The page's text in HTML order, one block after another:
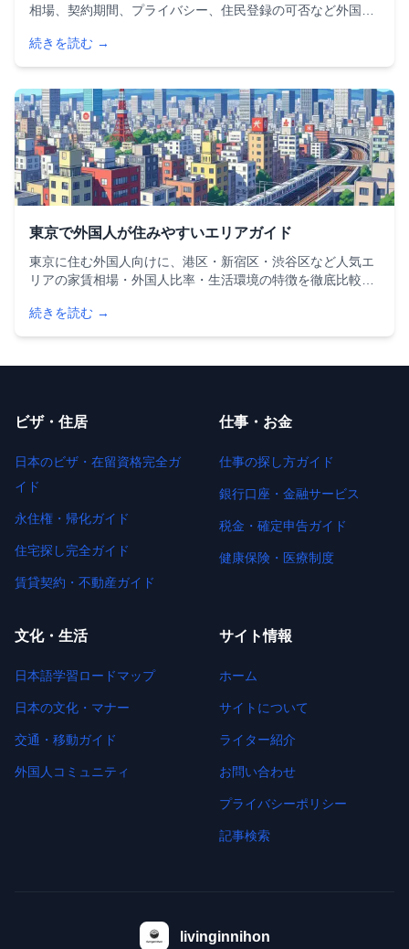
相場、契約期間、プライバシー、住民登録の可否など外国人
最適な住まい選びをサポートする完全ガイドです。
続きを読む →
東京で外国人が住みやすいエリアガイド
東京に住む外国人向けに、港区・新宿区・渋谷区など人気エ
リアの家賃相場・外国人比率・生活環境の特徴を徹底比較。
や、外国人が賃貸物件を探す際の注意点・シェアハウス情報
も詳しく解説します。
続きを読む →
ビザ・住居
日本のビザ・在留資格完全ガ
イド
永住権・帰化ガイド
住宅探し完全ガイド
賃貸契約・不動産ガイド
仕事・お金
仕事の探し方ガイド
銀行口座・金融サービス
税金・確定申告ガイド
健康保険・医療制度
文化・生活
日本語学習ロードマップ
日本の文化・マナー
交通・移動ガイド
外国人コミュニティ
サイト情報
ホーム
サイトについて
ライター紹介
お問い合わせ
プライバシーポリシー
記事検索
livinginnihon